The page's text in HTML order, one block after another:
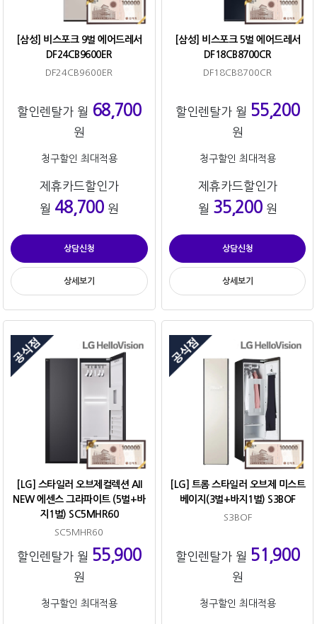
[삼성] 비스포크 9벌 에어드레서
DF24CB9600ER
DF24CB9600ER
할인렌탈가 월 68,700
원
청구할인 최대적용
제휴카드할인가
월 48,700원
상담신청
상세보기
[삼성] 비스포크 5벌 에어드레서
DF18CB8700CR
DF18CB8700CR
할인렌탈가 월 55,200
원
청구할인 최대적용
제휴카드할인가
월 35,200원
상담신청
상세보기
[LG] 스타일러 오브제컬렉션 All
NEW 에센스 그라파이트 (5벌+바
지1벌) SC5MHR60
SC5MHR60
할인렌탈가 월 55,900
원
청구할인 최대적용
[LG] 트롬 스타일러 오브제 미스트
베이지(3벌+바지1벌) S3BOF
S3BOF
할인렌탈가 월 51,900
원
청구할인 최대적용